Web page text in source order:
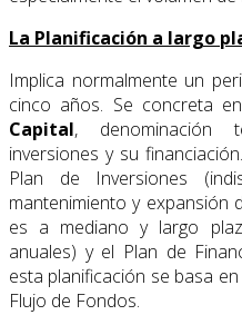
La Planificación a largo
Implica normalmente un
cinco años. Se concreta
Capital, denominación
inversiones y su
Plan de Inversiones
mantenimiento y expansión
es a mediano y largo
anuales) y el Plan de
esta planificación se basa
Flujo de Fondos.